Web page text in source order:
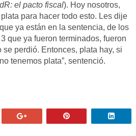
el pacto fiscal). Hoy nosotros,
para hacer todo esto. Les dije
ya están en la sentencia, de los
que ya fueron terminados, fueron
perdió. Entonces, plata hay, si
tenemos plata”, sentenció.